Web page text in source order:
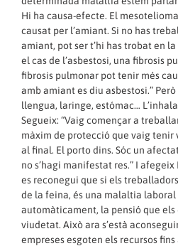
Hi ha causa-efecte. El
causat per l’amiant. Si no has
amiant, pot ser t’hi has trobat en
el cas de l’asbestosi, una fibrosis
fibrosis pulmonar pot tenir més
amb amiant es diu asbestosi.”
llengua, laringe, estómac…
Segueix: “Vaig començar a
màxim de protecció que vaig tenir
al final. El porto dins. Sóc un
no s’hagi manifestat res.” I
es reconegui que si els
de la feina, és una malaltia laboral
automàticament, la pensió que els
viudetat. Això ara s’està
empreses esgoten els recursos